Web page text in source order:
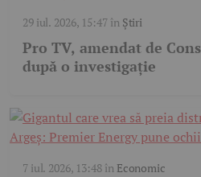
29 iul. 2026, 15:47în Știri
Pro TV, amendat de
după o investigație
7 iul. 2026, 13:48în Economic